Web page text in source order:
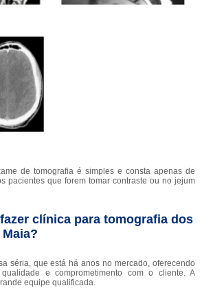
de tomografia é simples e consta apenas de
pacientes que forem tomar contraste ou no jejum
clínica para tomografia dos
séria, que está há anos no mercado, oferecendo
e comprometimento com o cliente. A
equipe qualificada.